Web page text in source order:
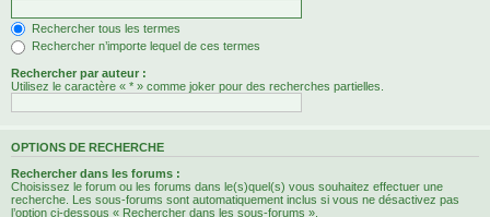
Rechercher tous les termes
Rechercher n’importe lequel de ces termes
Rechercher par auteur :
Utilisez le caractère « * » comme joker pour des recherches partielles.
OPTIONS DE RECHERCHE
Rechercher dans les forums :
Choisissez le forum ou les forums dans le(s)quel(s) vous souhaitez effectuer une
recherche. Les sous-forums sont automatiquement inclus si vous ne désactivez pas
l’option ci-dessous « Rechercher dans les sous-forums ».